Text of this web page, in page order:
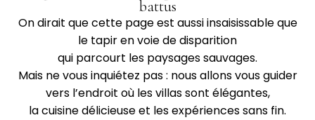
battus
On dirait que cette page est aussi insaisissable que
le tapir en voie de disparition
qui parcourt les paysages sauvages.
Mais ne vous inquiétez pas : nous allons vous guider
vers l’endroit où les villas sont élégantes,
la cuisine délicieuse et les expériences sans fin.